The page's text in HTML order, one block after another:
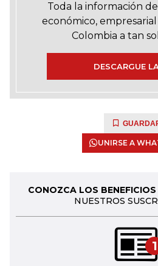
Toda la información
económico,
Colombia a tan
DESCARGUE
UNIRSE A
CONOZCA LOS
NUESTROS
1